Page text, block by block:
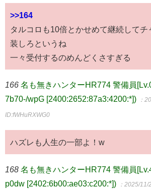
>>164
タルコロも10倍とかせめて継続してチ
装しろというね
一々受付するのめんどくさすぎる
166 名も無きハンターHR774 警備員
7b70-/wpG [2400:2652:87a3:4200:*])
：
ID:fWHuRXWG0
ハズレも人生の一部よ！w
168 名も無きハンターHR774 警備員
p0dw [2402:6b00:ae03:c200:*])
：2025/